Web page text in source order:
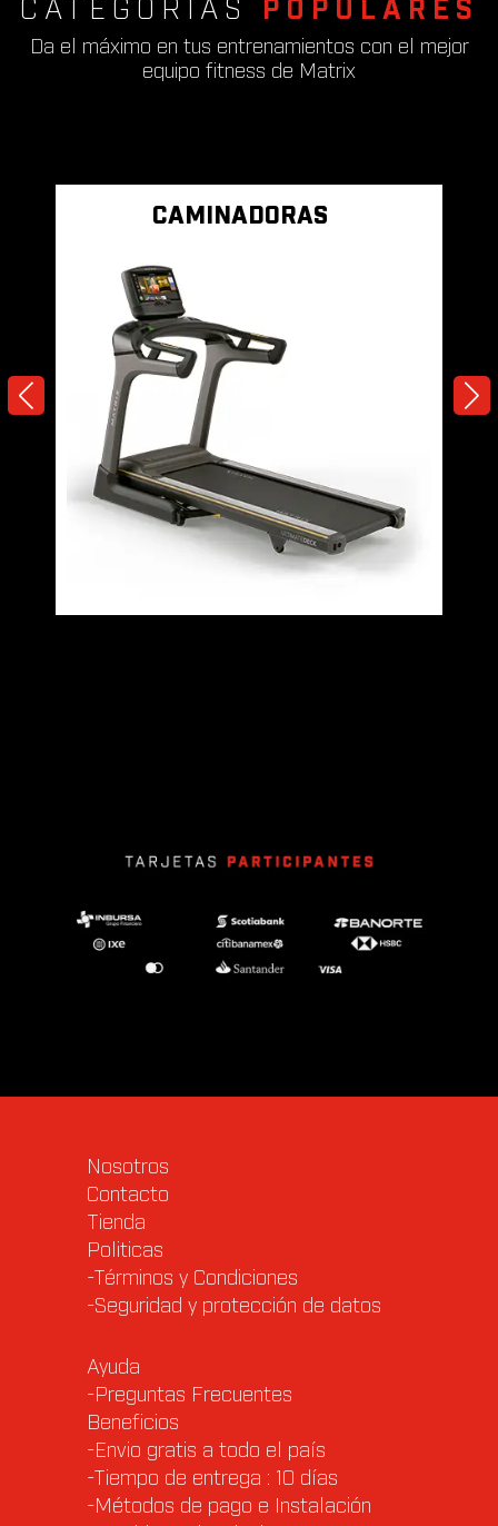
CATEGORÍAS POPULARES
Da el máximo en tus entrenamientos con el mejor
equipo fitness de Matrix
CAMINADORAS
Nosotros
Contacto
Tienda
Politicas
-Términos y Condiciones
-Seguridad y protección de datos
Ayuda
-Preguntas Frecuentes
Beneficios
-Envio gratis a todo el país
-Tiempo de entrega : 10 días
-Métodos de pago e Instalación